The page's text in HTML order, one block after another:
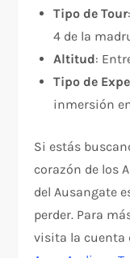
Tipo de Tour
4 de la
Altitud:
Tipo de
inmersión
Si estás
corazón de los
del Ausangate
perder. Para
visita la cuenta